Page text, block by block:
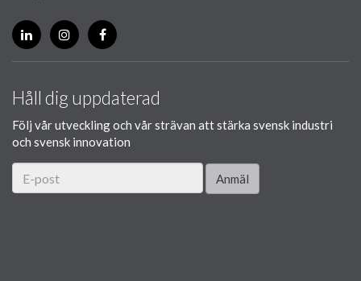
Håll dig uppdaterad
Följ vår utveckling och vår strävan att stärka svensk industri
och svensk innovation
Anmäl